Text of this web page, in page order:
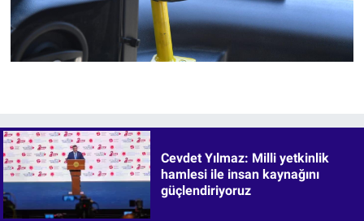
Cevdet Yılmaz: Milli yetkinlik
hamlesi ile insan kaynağını
güçlendiriyoruz